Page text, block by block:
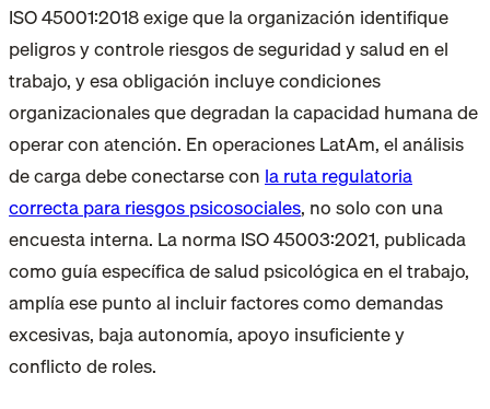
ISO 45001:2018 exige que la organización identifique
peligros y controle riesgos de seguridad y salud en el
trabajo, y esa obligación incluye condiciones
organizacionales que degradan la capacidad humana de
operar con atención. En operaciones LatAm, el análisis
de carga debe conectarse con la ruta regulatoria
correcta para riesgos psicosociales, no solo con una
encuesta interna. La norma ISO 45003:2021, publicada
como guía específica de salud psicológica en el trabajo,
amplía ese punto al incluir factores como demandas
excesivas, baja autonomía, apoyo insuficiente y
conflicto de roles.